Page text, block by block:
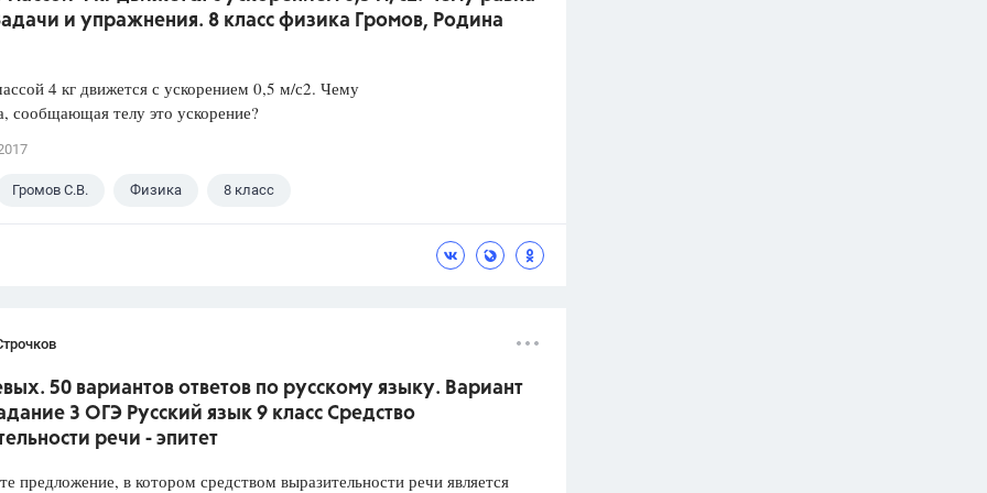
и упражнения. 8 класс физика Громов, Родина
4 кг движется с ускорением 0,5 м/с2. Чему
сообщающая телу это ускорение?
Громов С.В. Физика 8 класс
50 вариантов ответов по русскому языку. Вариант
3 ОГЭ Русский язык 9 класс Средство
речи - эпитет
в котором средством выразительности речи является